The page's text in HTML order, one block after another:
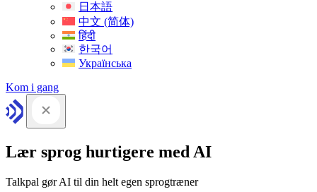
日本語
中文 (简体)
हिंदी
한국어
Українська
Kom i gang
Lær sprog hurtigere med AI
Talkpal gør AI til din helt egen sprogtræner